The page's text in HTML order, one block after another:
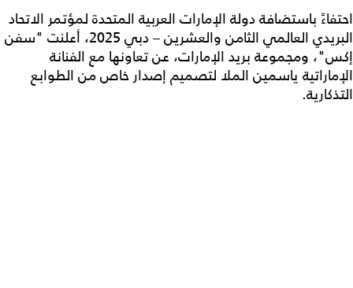
احتفاءً باستضافة دولة الإمارات العربية المتحدة لمؤتمر الاتحاد
البريدي العالمي الثامن والعشرين – دبي 2025، أعلنت "سفن
إكس"، ومجموعة بريد الإمارات، عن تعاونها مع الفنانة
الإماراتية ياسمين الملا لتصميم إصدار خاص من الطوابع
التذكارية.